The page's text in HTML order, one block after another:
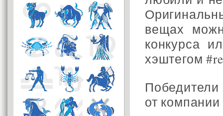
вещах
конкурса
хэштегом
от